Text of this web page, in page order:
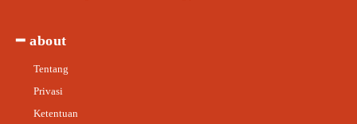
━ about
Tentang
Privasi
Ketentuan